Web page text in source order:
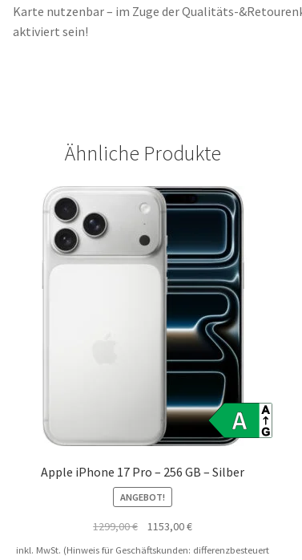
Karte nutzenbar – im Zuge der Qualitäts-
aktiviert sein!
Ähnliche Produkte
Apple iPhone 17 Pro – 256 GB – Silber
ANGEBOT!
1299,00€
Ursprünglicher
Preis
1153,00€Aktueller
Preis
inkl. MwSt. (Hinweis für Geschäftskunden: differenzbesteuert